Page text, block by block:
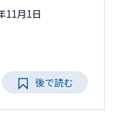
11月1日
後で読む